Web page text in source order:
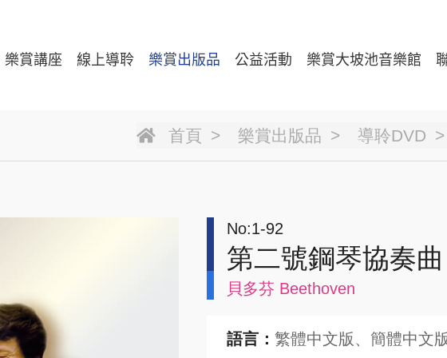
樂賞講座 線上導聆 樂賞出版品 公益活動 樂賞大坡池音樂館
首頁 樂賞出版品 導聆DVD
No:1-92
第二號鋼琴協奏曲
貝多芬 Beethoven
語言： 繁體中文版、簡體中文